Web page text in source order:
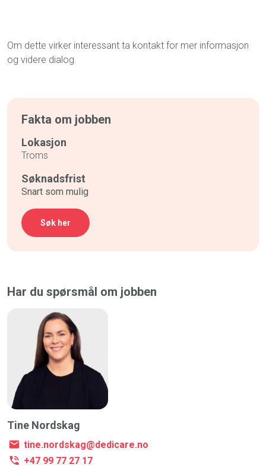
Om dette virker interessant ta kontakt for mer informasjon
og videre dialog.
Fakta om jobben
Lokasjon
Troms
Søknadsfrist
Snart som mulig
Søk her
Har du spørsmål om jobben
Tine Nordskag
tine.nordskag@dedicare.no
+47 99 77 27 17